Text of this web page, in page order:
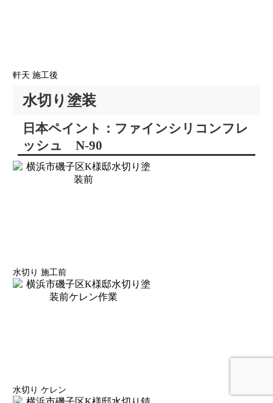
軒天 施工後
水切り塗装
日本ペイント：ファインシリコンフレ
ッシュ N-90
水切り 施工前
水切り ケレン